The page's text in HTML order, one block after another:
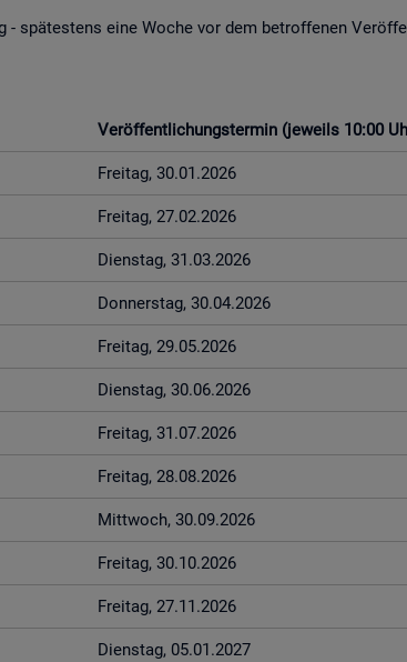
spä­tes­tens eine Woche vor dem be­trof­fe­nen
Ver­öf­fent­li­chungs­ter­min (je­weils 10:00
Frei­tag, 30.01.2026
Frei­tag, 27.02.2026
Diens­tag, 31.03.2026
Don­ners­tag, 30.04.2026
Frei­tag, 29.05.2026
Diens­tag, 30.06.2026
Frei­tag, 31.07.2026
Frei­tag, 28.08.2026
Mitt­woch, 30.09.2026
Frei­tag, 30.10.2026
Frei­tag, 27.11.2026
Diens­tag, 05.01.2027